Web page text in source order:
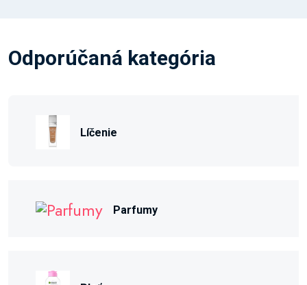
Odporúčaná kategória
Líčenie
Parfumy